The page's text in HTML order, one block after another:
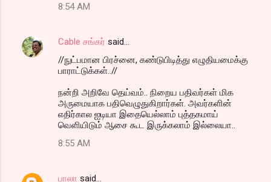
8:54 AM
Cable சங்கர் said…
//நுட்பமான பிரச்னை, கண்டுபிடித்து எழுதியமைக்கு
பாராட்டுக்கள்..//
நன்றி அறிவே தெய்வம்.. நிறைய பதிவர்கள் மிக
அருமையாக பதிவெழுதுகிறார்கள். அவர்களின்
எதிர்கால ஐடியா இதையெல்லாம் புத்தகமாய்
வெளியிடும் ஆசை கூட இருக்கலாம் இல்லையா..
8:55 AM
பாலா said…